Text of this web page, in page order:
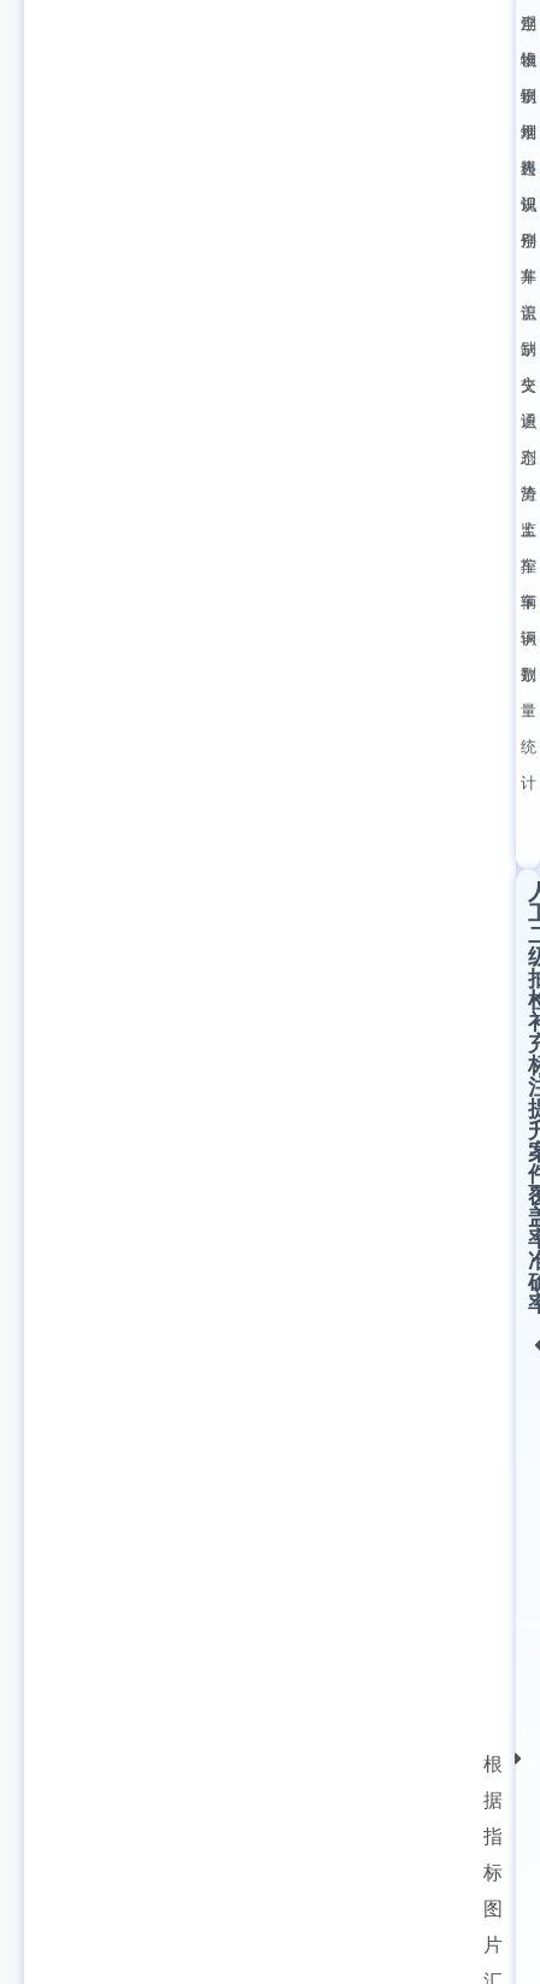
别
堆
物
堆
料
识
别
井
盖
缺
失
识
别
渣
土
车
辆
识
别
浮
物
识
别
违
规
停
车
识
别
交
通
态
势
监
控
车
辆
数
量
统
计
尘
识
别
烟
火
识
别
根
据
指
标
图
片